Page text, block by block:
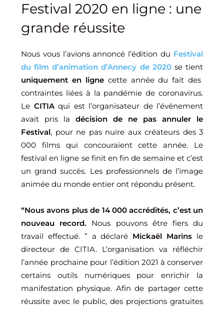
Festival 2020 en ligne : une
grande réussite
Nous vous l’avions annoncé l’édition du Festival
du film d’animation d’Annecy de 2020se tient
uniquement en lignecette année du fait des
contraintes liées à la pandémie de coronavirus.
Le CITIAqui est l’organisateur de l’événement
avait pris la décision de ne pas annuler le
Festival, pour ne pas nuire aux créateurs des 3
000 films qui concouraient cette année. Le
festival en ligne se finit en fin de semaine et c’est
un grand succès. Les professionnels de l’image
animée du monde entier ont répondu présent.
“Nous avons plus de 14 000 accrédités, c’est un
nouveau record. Nous pouvons être fiers du
travail effectué. ” a déclaré Mickaël Marins le
directeur de CITIA. L’organisation va réfléchir
l’année prochaine pour l’édition 2021 à conserver
certains outils numériques pour enrichir la
manifestation physique. Afin de partager cette
réussite avec le public, des projections gratuites